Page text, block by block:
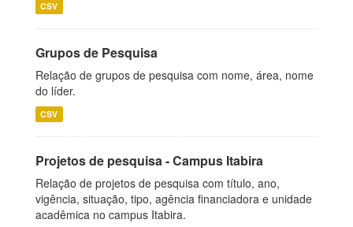
CSV
Grupos de Pesquisa
Relação de grupos de pesquisa com nome, área, nome
do líder.
CSV
Projetos de pesquisa - Campus Itabira
Relação de projetos de pesquisa com título, ano,
vigência, situação, tipo, agência financiadora e unidade
acadêmica no campus Itabira.